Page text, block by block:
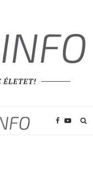
ÉLETET!